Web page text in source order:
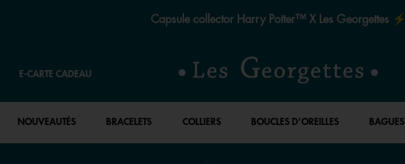
Capsule collector Harry Potter™ X Les Georgettes ⚡
E-CARTE CADEAU
NOUVEAUTÉS BRACELETS COLLIERS BOUCLES D’OREILLES BAGUES